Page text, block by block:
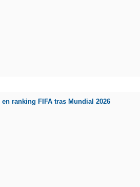
ranking FIFA tras Mundial 2026